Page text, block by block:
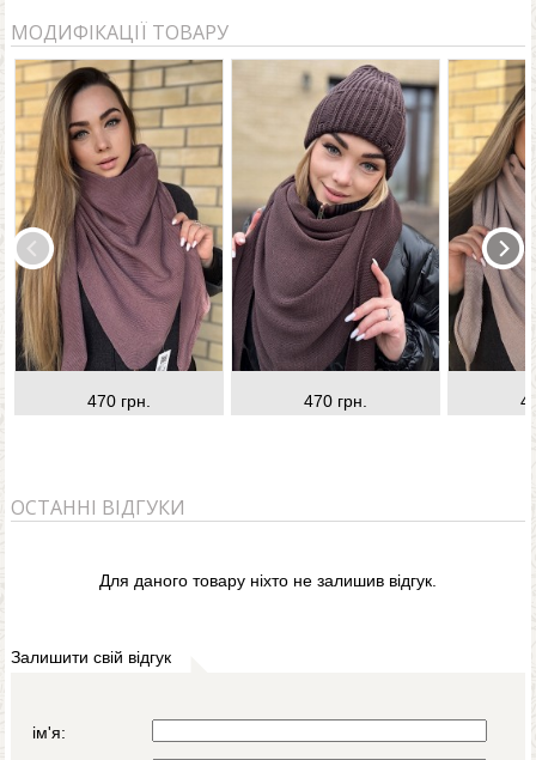
МОДИФІКАЦІЇ ТОВАРУ
470 грн. 470 грн.
ОСТАННІ ВІДГУКИ
Для даного товару ніхто не залишив відгук.
Залишити свій відгук
ім'я: